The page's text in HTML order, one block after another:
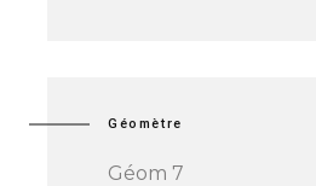
Géomètre
Géom 7